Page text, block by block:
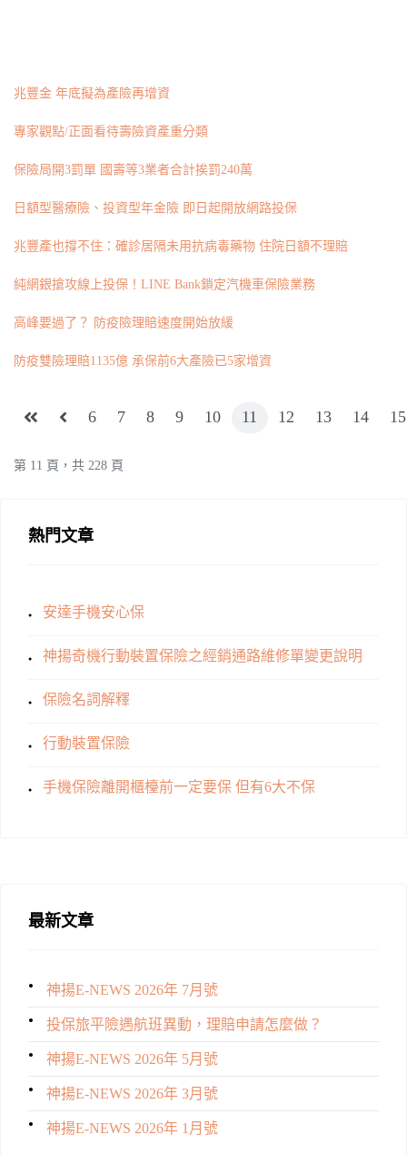
兆豐金 年底擬為產險再增資
專家觀點/正面看待壽險資產重分類
保險局開3罰單 國壽等3業者合計挨罰240萬
日額型醫療險、投資型年金險 即日起開放網路投保
兆豐產也撐不住：確診居隔未用抗病毒藥物 住院日額不理賠
純網銀搶攻線上投保！LINE Bank鎖定汽機車保險業務
高峰要過了？ 防疫險理賠速度開始放緩
防疫雙險理賠1135億 承保前6大產險已5家增資
6 7 8 9 10 11 12 13 14 15
第 11 頁，共 228 頁
熱門文章
安達手機安心保
神揚奇機行動裝置保險之經銷通路維修單變更說明
保險名詞解釋
行動裝置保險
手機保險離開櫃檯前一定要保 但有6大不保
最新文章
神揚E-NEWS 2026年 7月號
投保旅平險遇航班異動，理賠申請怎麼做？
神揚E-NEWS 2026年 5月號
神揚E-NEWS 2026年 3月號
神揚E-NEWS 2026年 1月號